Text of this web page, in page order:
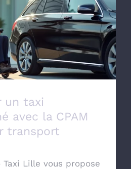
conventionné avec la
pour transport Médical
un taxi
avec la CPAM
transport
Lille vous propose